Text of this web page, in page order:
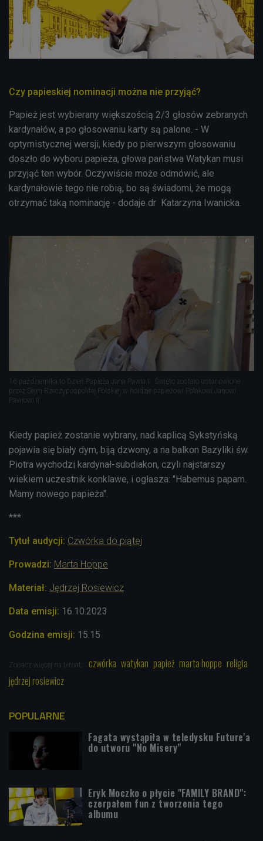
Czy papieskiej nominacji można nie przyjąć?
Papież jest wybierany większością 2/3 głosów zebranych
kardynałów, a po głosowaniu karty są palone. - W
optymistycznej wersji, kiedy po pierwszym głosowaniu
doszło do wyboru papieża, głowa państwa Watykan musi
przyjąć ten wybór. Oczywiście może odmówić, ale
kardynałowie tego nie robią, bo są świadomi, że mogą
otrzymać taką nominację - dodaje dr Katarzyna Iwanicka.
16 października to Dzień Papieża Jana Pawła II. Święto zostało ustanowione
przez Sejm Rzeczypospolitej Polskiej w hołdzie papieżowi Polakowi Janowi
Pawłowi II.
Kiedy papież zostanie wybrany, nad kaplicą Sykstyńską
pojawia się biały dym, biją dzwony, a na balkon Bazyliki św.
Piotra wychodzi kardynał-subdiakon, czyli najstarszy
wiekiem uczestnik konklawe, i ogłasza: "Habemus papam.
Mamy nowego papieża".
***
Tytuł audycji: Czwórka do piątej
Prowadzi: Marta Hoppe
Materiał: Jędrzej Rosiewicz
Data emisji: 16.10.2023
Godzina emisji: 15.15
Zobacz więcej na temat: czwórka watykan papież marta hoppe religia
jędrzej rosiewicz
POPULARNE
Fagata wystąpiła w teledysku Future'a
do utworu "No Misery"
Eryk Moczko o płycie "FAMILY BRAND":
czerpałem fun z tworzenia tego
albumu